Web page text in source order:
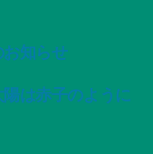
お知らせ
陽は赤子のように